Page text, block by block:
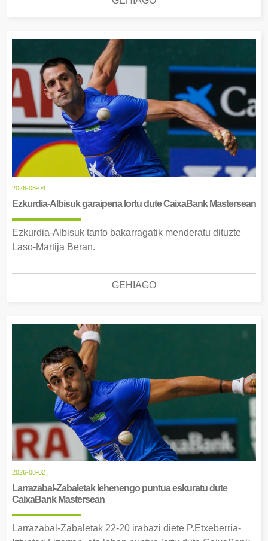
2026-08-04
Ezkurdia-Albisuk garaipena lortu dute CaixaBank Mastersean
Ezkurdia-Albisuk tanto bakarragatik menderatu dituzte
Laso-Martija Beran.
GEHIAGO
2026-08-02
Larrazabal-Zabaletak lehenengo puntua eskuratu dute
CaixaBank Mastersean
Larrazabal-Zabaletak 22-20 irabazi diete P.Etxeberria-